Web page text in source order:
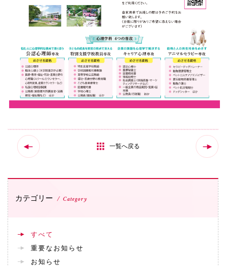
一覧へ戻る
カテゴリー Category
すべて
重要なお知らせ
お知らせ